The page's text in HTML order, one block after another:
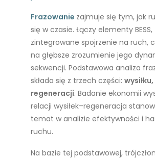
Frazowanie zajmuje się tym, jak
się w czasie. Łączy elementy
zintegrowane spojrzenie na ruch,
na głębsze zrozumienie jego
sekwencji. Podstawowa analiza
składa się z trzech części:
regeneracji. Badanie ekonomii
relacji wysiłek–regeneracja
temat w analizie efektywności i
ruchu.
Na bazie tej podstawowej,